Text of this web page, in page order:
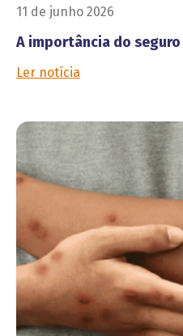
11 de junho 2026
A importância do
Ler notícia